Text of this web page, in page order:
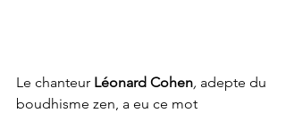
Le chanteur Léonard Cohen, adepte du
boudhisme zen, a eu ce mot